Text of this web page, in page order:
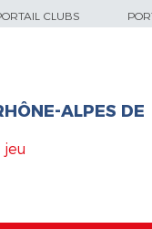
CLUBS
ALPES DE
jeu